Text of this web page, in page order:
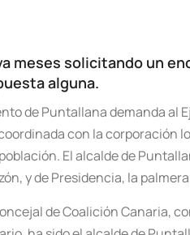
meses solicitando un
alguna.
de Puntallana demanda
con la
El alcalde de
y de Presidencia, la
de Coalición Canaria,